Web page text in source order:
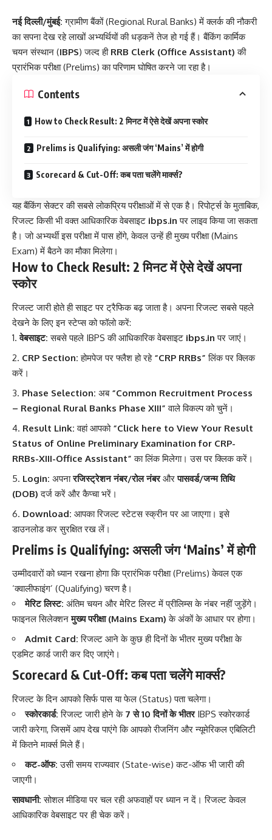
नई दिल्ली/मुंबई: ग्रामीण बैंकों (Regional Rural Banks) में क्लर्क की नौकरी
का सपना देख रहे लाखों अभ्यर्थियों की धड़कनें तेज हो गई हैं। बैंकिंग कार्मिक
चयन संस्थान (IBPS) जल्द ही RRB Clerk (Office Assistant) की
प्रारंभिक परीक्षा (Prelims) का परिणाम घोषित करने जा रहा है।
Contents
How to Check Result: 2 मिनट में ऐसे देखें अपना स्कोर
Prelims is Qualifying: असली जंग ‘Mains’ में होगी
Scorecard & Cut-Off: कब पता चलेंगे मार्क्स?
यह बैंकिंग सेक्टर की सबसे लोकप्रिय परीक्षाओं में से एक है। रिपोर्ट्स के मुताबिक,
रिजल्ट किसी भी वक्त आधिकारिक वेबसाइट ibps.in पर लाइव किया जा सकता
है। जो अभ्यर्थी इस परीक्षा में पास होंगे, केवल उन्हें ही मुख्य परीक्षा (Mains
Exam) में बैठने का मौका मिलेगा।
How to Check Result: 2 मिनट में ऐसे देखें अपना
स्कोर
रिजल्ट जारी होते ही साइट पर ट्रैफिक बढ़ जाता है। अपना रिजल्ट सबसे पहले
देखने के लिए इन स्टेप्स को फॉलो करें:
वेबसाइट: सबसे पहले IBPS की आधिकारिक वेबसाइट ibps.in पर जाएं।
CRP Section: होमपेज पर फ्लैश हो रहे “CRP RRBs” लिंक पर क्लिक
करें।
Phase Selection: अब “Common Recruitment Process
– Regional Rural Banks Phase XIII” वाले विकल्प को चुनें।
Result Link: वहां आपको “Click here to View Your Result
Status of Online Preliminary Examination for CRP-
RRBs-XIII-Office Assistant” का लिंक मिलेगा। उस पर क्लिक करें।
Login: अपनारजिस्ट्रेशन नंबर/रोल नंबरऔरपासवर्ड/जन्म तिथि
(DOB) दर्ज करें और कैप्चा भरें।
Download: आपका रिजल्ट स्टेटस स्क्रीन पर आ जाएगा। इसे
डाउनलोड कर सुरक्षित रख लें।
Prelims is Qualifying: असली जंग ‘Mains’ में होगी
उम्मीदवारों को ध्यान रखना होगा कि प्रारंभिक परीक्षा (Prelims) केवल एक
‘क्वालीफाइंग’ (Qualifying) चरण है।
मेरिट लिस्ट: अंतिम चयन और मेरिट लिस्ट में प्रीलिम्स के नंबर नहीं जुड़ेंगे।
फाइनल सिलेक्शनमुख्य परीक्षा (Mains Exam) के अंकों के आधार पर होगा।
Admit Card: रिजल्ट आने के कुछ ही दिनों के भीतर मुख्य परीक्षा के
एडमिट कार्ड जारी कर दिए जाएंगे।
Scorecard & Cut-Off: कब पता चलेंगे मार्क्स?
रिजल्ट के दिन आपको सिर्फ पास या फेल (Status) पता चलेगा।
स्कोरकार्ड: रिजल्ट जारी होने के 7 से 10 दिनों के भीतरIBPS स्कोरकार्ड
जारी करेगा, जिसमें आप देख पाएंगे कि आपको रीजनिंग और न्यूमेरिकल एबिलिटी
में कितने मार्क्स मिले हैं।
कट-ऑफ: उसी समय राज्यवार (State-wise) कट-ऑफ भी जारी की
जाएगी।
सावधानी: सोशल मीडिया पर चल रही अफवाहों पर ध्यान न दें। रिजल्ट केवल
आधिकारिक वेबसाइट पर ही चेक करें।